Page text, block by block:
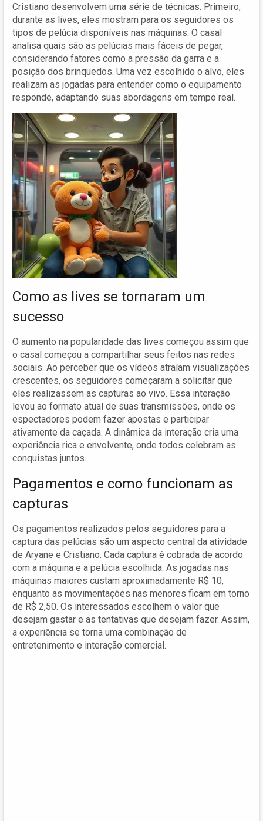
Cristiano desenvolvem uma série de técnicas. Primeiro,
durante as lives, eles mostram para os seguidores os
tipos de pelúcia disponíveis nas máquinas. O casal
analisa quais são as pelúcias mais fáceis de pegar,
considerando fatores como a pressão da garra e a
posição dos brinquedos. Uma vez escolhido o alvo, eles
realizam as jogadas para entender como o equipamento
responde, adaptando suas abordagens em tempo real.
Como as lives se tornaram um
sucesso
O aumento na popularidade das lives começou assim que
o casal começou a compartilhar seus feitos nas redes
sociais. Ao perceber que os vídeos atraíam visualizações
crescentes, os seguidores começaram a solicitar que
eles realizassem as capturas ao vivo. Essa interação
levou ao formato atual de suas transmissões, onde os
espectadores podem fazer apostas e participar
ativamente da caçada. A dinâmica da interação cria uma
experiência rica e envolvente, onde todos celebram as
conquistas juntos.
Pagamentos e como funcionam as
capturas
Os pagamentos realizados pelos seguidores para a
captura das pelúcias são um aspecto central da atividade
de Aryane e Cristiano. Cada captura é cobrada de acordo
com a máquina e a pelúcia escolhida. As jogadas nas
máquinas maiores custam aproximadamente R$ 10,
enquanto as movimentações nas menores ficam em torno
de R$ 2,50. Os interessados escolhem o valor que
desejam gastar e as tentativas que desejam fazer. Assim,
a experiência se torna uma combinação de
entretenimento e interação comercial.